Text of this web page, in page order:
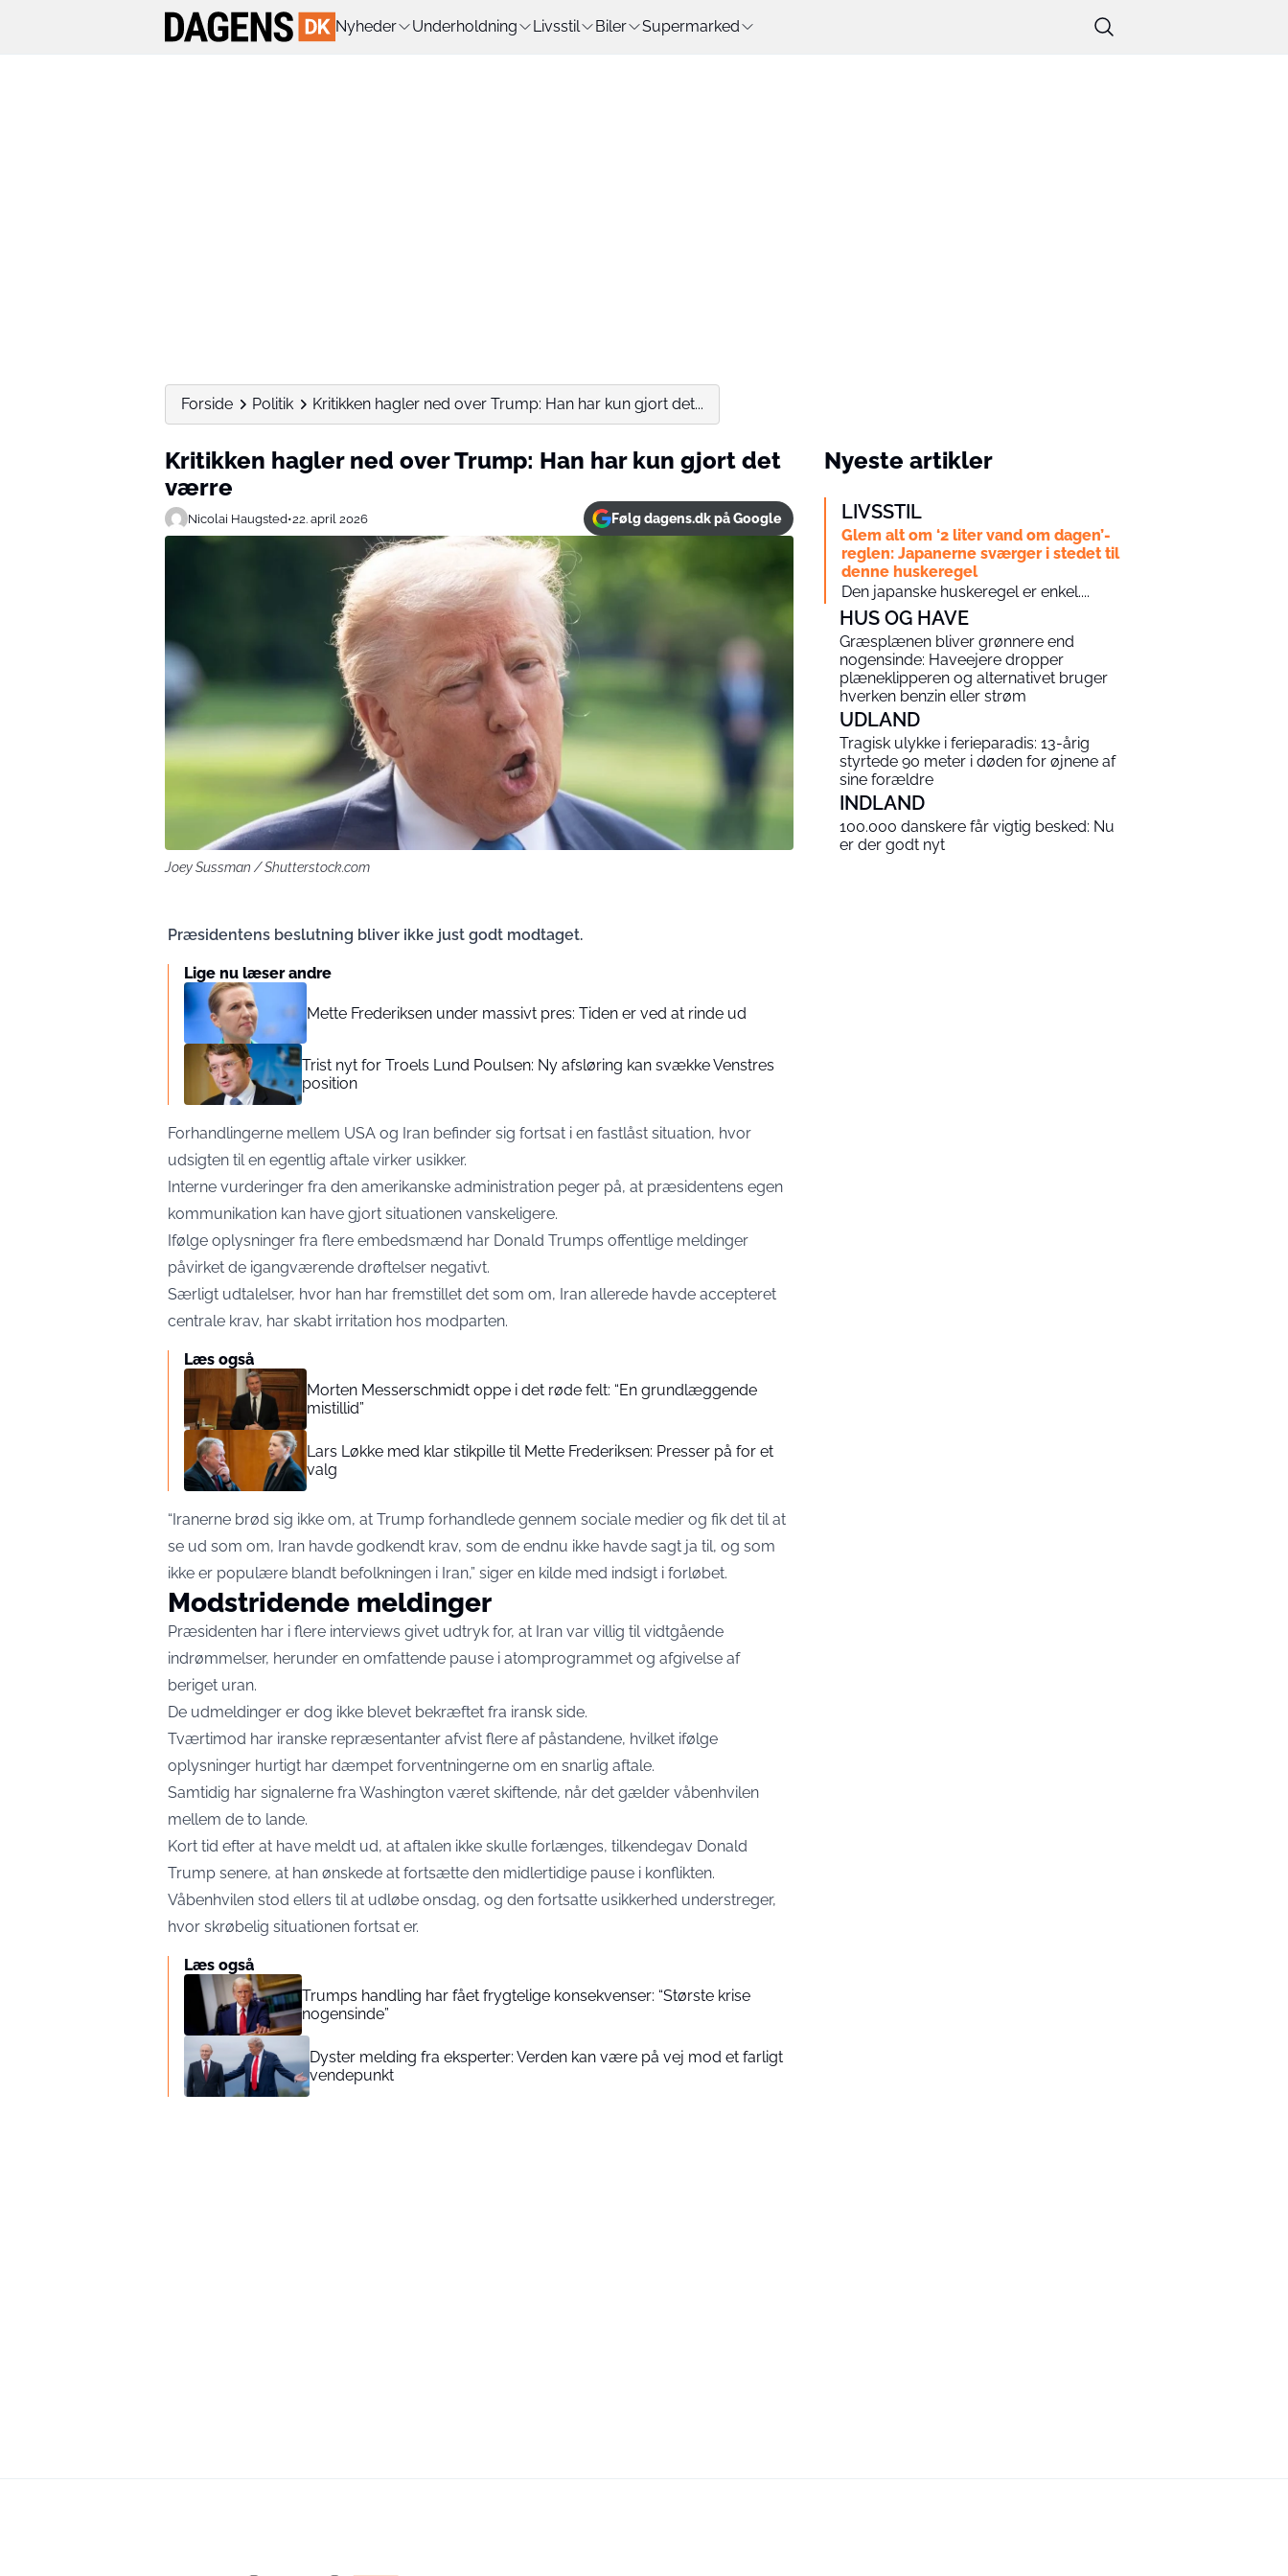
Nyheder Underholdning Livsstil Biler Supermarked
Forside Politik Kritikken hagler ned over Trump: Han har kun gjort det...
Kritikken hagler ned over Trump: Han har kun gjort det
værre
Nicolai Haugsted•22. april 2026 Følg dagens.dk på Google
Joey Sussman / Shutterstock.com
Præsidentens beslutning bliver ikke just godt modtaget.
Lige nu læser andre
Mette Frederiksen under massivt pres: Tiden er ved at rinde ud
Trist nyt for Troels Lund Poulsen: Ny afsløring kan svække Venstres
position
Forhandlingerne mellem USA og Iran befinder sig fortsat i en fastlåst situation, hvor
udsigten til en egentlig aftale virker usikker.
Interne vurderinger fra den amerikanske administration peger på, at præsidentens egen
kommunikation kan have gjort situationen vanskeligere.
Ifølge oplysninger fra flere embedsmænd har Donald Trumps offentlige meldinger
påvirket de igangværende drøftelser negativt.
Særligt udtalelser, hvor han har fremstillet det som om, Iran allerede havde accepteret
centrale krav, har skabt irritation hos modparten.
Læs også
Morten Messerschmidt oppe i det røde felt: “En grundlæggende
mistillid”
Lars Løkke med klar stikpille til Mette Frederiksen: Presser på for et
valg
“Iranerne brød sig ikke om, at Trump forhandlede gennem sociale medier og fik det til at
se ud som om, Iran havde godkendt krav, som de endnu ikke havde sagt ja til, og som
ikke er populære blandt befolkningen i Iran,” siger en kilde med indsigt i forløbet.
Modstridende meldinger
Præsidenten har i flere interviews givet udtryk for, at Iran var villig til vidtgående
indrømmelser, herunder en omfattende pause i atomprogrammet og afgivelse af
beriget uran.
De udmeldinger er dog ikke blevet bekræftet fra iransk side.
Tværtimod har iranske repræsentanter afvist flere af påstandene, hvilket ifølge
oplysninger hurtigt har dæmpet forventningerne om en snarlig aftale.
Samtidig har signalerne fra Washington været skiftende, når det gælder våbenhvilen
mellem de to lande.
Kort tid efter at have meldt ud, at aftalen ikke skulle forlænges, tilkendegav Donald
Trump senere, at han ønskede at fortsætte den midlertidige pause i konflikten.
Våbenhvilen stod ellers til at udløbe onsdag, og den fortsatte usikkerhed understreger,
hvor skrøbelig situationen fortsat er.
Læs også
Trumps handling har fået frygtelige konsekvenser: “Største krise
nogensinde”
Dyster melding fra eksperter: Verden kan være på vej mod et farligt
vendepunkt
Nyeste artikler
LIVSSTIL
Glem alt om ‘2 liter vand om dagen’-
reglen: Japanerne sværger i stedet til
denne huskeregel
Den japanske huskeregel er enkel....
HUS OG HAVE
Græsplænen bliver grønnere end
nogensinde: Haveejere dropper
plæneklipperen og alternativet bruger
hverken benzin eller strøm
UDLAND
Tragisk ulykke i ferieparadis: 13-årig
styrtede 90 meter i døden for øjnene af
sine forældre
INDLAND
100.000 danskere får vigtig besked: Nu
er der godt nyt